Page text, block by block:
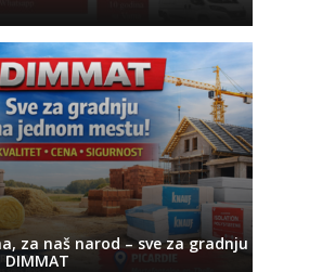
za naš narod – sve za gradnju